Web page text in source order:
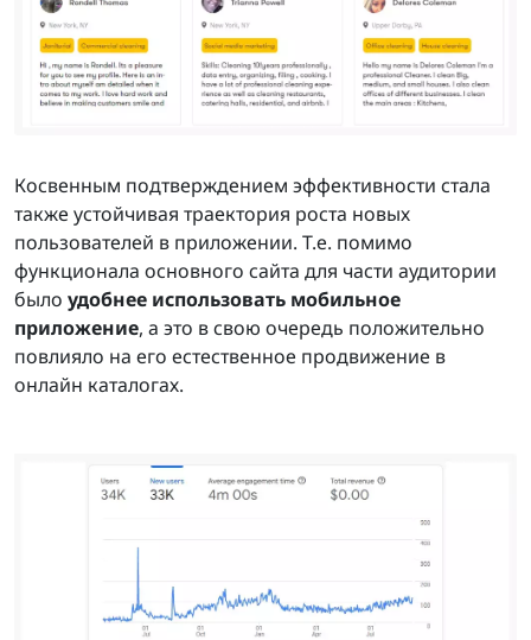
Косвенным подтверждением эффективности стала
также устойчивая траектория роста новых
пользователей в приложении. Т.е. помимо
функционала основного сайта для части аудитории
было удобнее использовать мобильное
приложение, а это в свою очередь положительно
повлияло на его естественное продвижение в
онлайн каталогах.